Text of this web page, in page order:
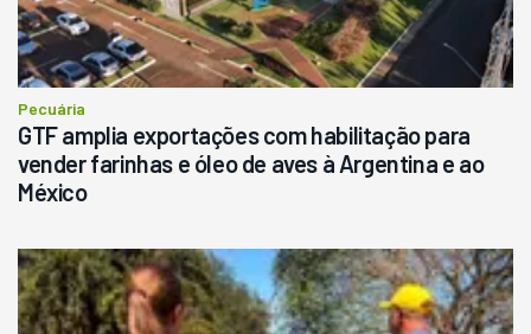
Pecuária
GTF amplia exportações com habilitação para
vender farinhas e óleo de aves à Argentina e ao
México